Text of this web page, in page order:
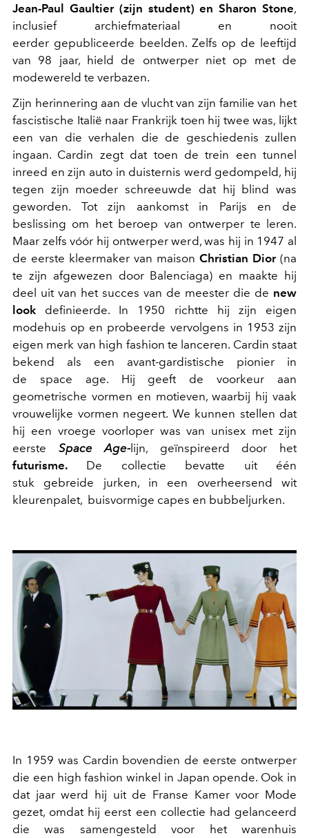
Jean-Paul Gaultier (zijn student) en Sharon Stone,
inclusief archiefmateriaal en nooit
eerder gepubliceerde beelden. Zelfs op de leeftijd
van 98 jaar, hield de ontwerper niet op met de
modewereld te verbazen.
Zijn herinnering aan de vlucht van zijn familie van het
fascistische Italië naar Frankrijk toen hij twee was, lijkt
een van die verhalen die de geschiedenis zullen
ingaan. Cardin zegt dat toen de trein een tunnel
inreed en zijn auto in duisternis werd gedompeld, hij
tegen zijn moeder schreeuwde dat hij blind was
geworden. Tot zijn aankomst in Parijs en de
beslissing om het beroep van ontwerper te leren.
Maar zelfs vóór hij ontwerper werd, was hij in 1947 al
de eerste kleermaker van maison Christian Dior(na
te zijn afgewezen door Balenciaga) en maakte hij
deel uit van het succes van de meester die de new
look definieerde. In 1950 richtte hij zijn eigen
modehuis op en probeerde vervolgens in 1953 zijn
eigen merk van high fashion te lanceren. Cardin staat
bekend als een avant-gardistische pionier in
de space age. Hij geeft de voorkeur aan
geometrische vormen en motieven, waarbij hij vaak
vrouwelijke vormen negeert. We kunnen stellen dat
hij een vroege voorloper was van unisex met zijn
eerste Space Age-lijn, geïnspireerd door het
futurisme. De collectie bevatte uit één
stuk gebreide jurken, in een overheersend wit
kleurenpalet, buisvormige capes en bubbeljurken.
In 1959 was Cardin bovendien de eerste ontwerper
die een high fashion winkel in Japan opende. Ook in
dat jaar werd hij uit de Franse Kamer voor Mode
gezet, omdat hij eerst een collectie had gelanceerd
die was samengesteld voor het warenhuis